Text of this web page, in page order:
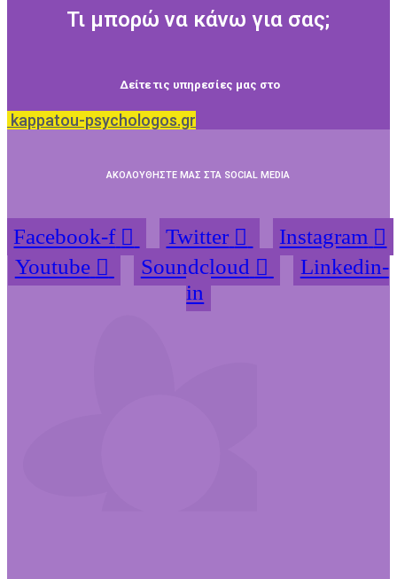
Τι μπορώ να κάνω για σας;
Δείτε τις υπηρεσίες μας στο
kappatou-psychologos.gr
ΑΚΟΛΟΥΘΗΣΤΕ ΜΑΣ ΣΤΑ SOCIAL MEDIA
Facebook-f Twitter
Instagram
Youtube
Soundcloud
Linkedin-
in